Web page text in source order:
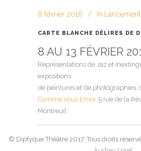
8 février 2016 In Lancement
CARTE BLANCHE DÉLIRES DE
8 AU 13 FÉVRIER
Représentations de Jaz et
expositions
de peintures et de photographies,
Comme Vous Emoi, 5 rue de la
Montreuil
© Diptyque Théâtre 2017. Tous droits